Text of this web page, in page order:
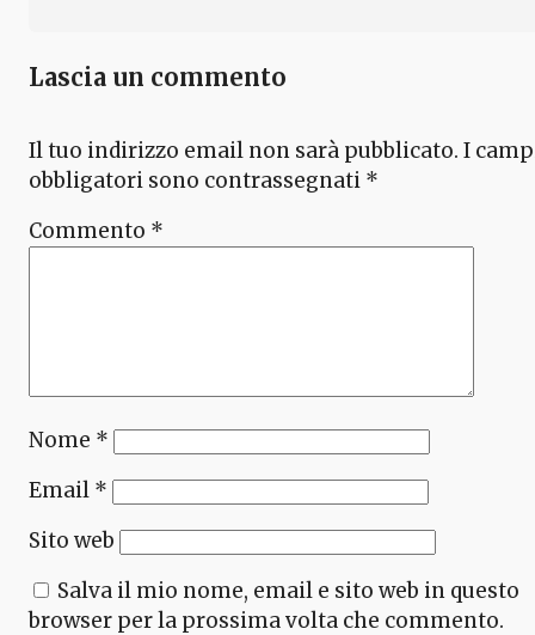
Lascia un commento
Il tuo indirizzo email non sarà pubblicato. I
obbligatori sono contrassegnati *
Commento *
Nome *
Email *
Sito web
Salva il mio nome, email e sito web in questo
browser per la prossima volta che commento.